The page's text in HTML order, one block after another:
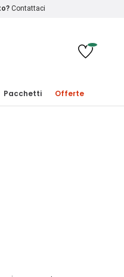
Contattaci
Pacchetti Offerte